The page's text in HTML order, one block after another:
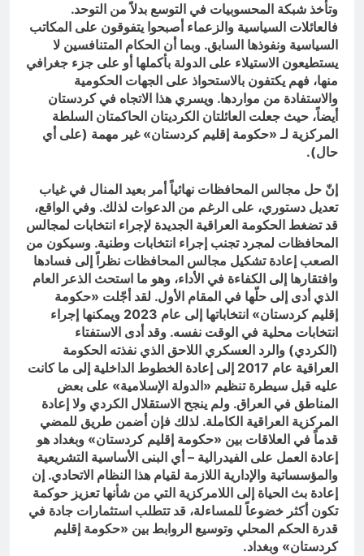
وتأخذ شبكة المحسوبيات في التوسع بدلاً من التوحد.
فالعائلات السياسية والزعماء أصبحوا يتفوقون على المكاتب
السياسية ونفوذها السابق. وبما أن الحكام المتنافسين لا
يستطيعون الاستيلاء على الدولة بأكملها أو على جزء جغرافي
منها، فهم يكتفون بالاستحواذ على الجهات الحكومية
والاستفادة من مواردها. ويسري هذا الاتجاه في كردستان
أيضاً، حيث جعلت العائلتان الكرديتان الحاكمتان السلطة
المركزية لـ «حكومة إقليم كردستان» غير مهمة (على أي
حال).
إنّ حل مجالس المحافظات نهائياً أمر بعيد المنال في غياب
تعديل دستوري، على الرغم من الدعوات لذلك. وفي الواقع،
قد تضغط الحكومة العراقية الجديدة لإجراء انتخابات لمجالس
المحافظات لمجرد تجنب إجراء انتخابات وطنية. وسيكون من
الصعب إعادة تشكيل مجالس المحافظات نظراً إلى فسادها
وافتقارها إلى الكفاءة في الأداء، وهو ما استحث الذعر العام
الذي أدى إلى حلّها في المقام الأول. لقد أجّلت «حكومة
إقليم كردستان» انتخاباتها إلى عام 2023 ويمكنها إجراء
انتخابات محلية في الوقت نفسه. وقد أدى الاستفتاء
(الكردي) والرد العسكري اللاحق الذي نفذته الحكومة
العراقية عام 2017 إلى إعادة الخطوط الداخلية إلى ما كانت
عليه قبل سيطرة تنظيم «الدولة الإسلامية» على بعض
المناطق في العراق. ولم ينجح الاستقلال الكردي ولا إعادة
المركزية العراقية الكاملة. لذلك فإن أضمن طريق للمضي
قدماً في العلاقات بين «حكومة إقليم كردستان» وبغداد هو
إعادة العمل على الفيدرالية – أي البنى الأساسية التشريعية
والمؤسساتية والإدارية اللازمة لقيام هذا النظام الاتحادي. إن
إعادة بث الحياة إلى اللامركزية التي من شأنها تعزيز حوكمة
تكون أكثر خضوعاً للمساءلة، قد تتطلب استثمارات جادة في
قدرة الحكم المحلي وتوسيع الروابط بين «حكومة إقليم
كردستان» وبغداد.